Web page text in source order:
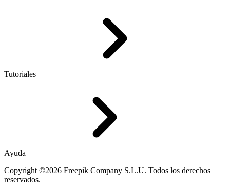
Tutoriales
Ayuda
Copyright ©2026 Freepik Company S.L.U. Todos los derechos
reservados.